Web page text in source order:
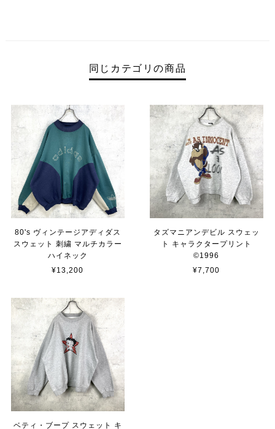
同じカテゴリの商品
80's ヴィンテージアディダス
スウェット 刺繍 マルチカラー
ハイネック
¥13,200
タズマニアンデビル スウェッ
ト キャラクタープリント
©︎1996
¥7,700
ベティ・ブープ スウェット キ